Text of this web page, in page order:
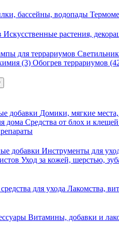
бассейны, водопады
Искусственные растения,
для террариумов
(3) Обогрев террариумов
добавки Домики, мягкие
дома Средства от блох и клещей
добавки Инструменты для
Уход за кожей, шерстью,
для ухода Лакомства,
Витамины, добавки и